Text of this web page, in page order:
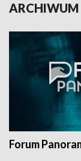
ARCHIWUM
Forum